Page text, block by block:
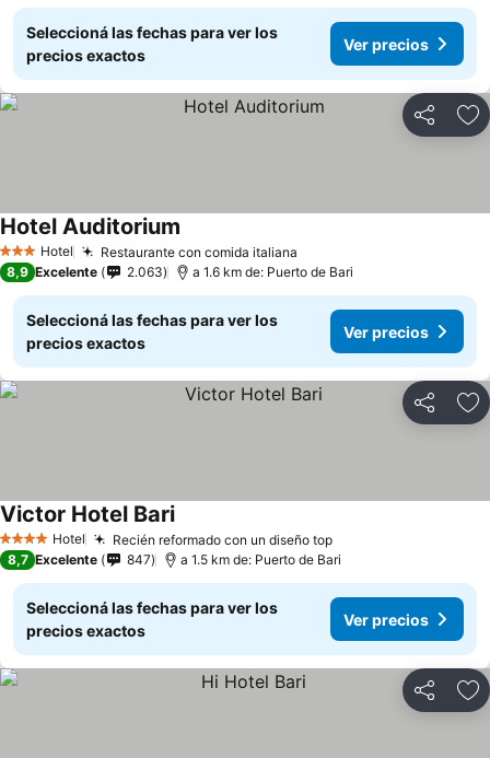
Seleccioná las fechas para ver los
precios exactos
Ver precios
Compartir
3 Estrellas
Hotel Restaurante con comida italiana
Hotel Auditorium
8,9 Excelente 2.063 a 1.6 km de: Puerto de Bari
Seleccioná las fechas para ver los
precios exactos
Ver precios
Compartir
4 EstrellasHotel Recién reformado con un diseño top
Victor Hotel Bari
8,7 Excelente 847 a 1.5 km de: Puerto de Bari
Seleccioná las fechas para ver los
precios exactos
Ver precios
Compartir